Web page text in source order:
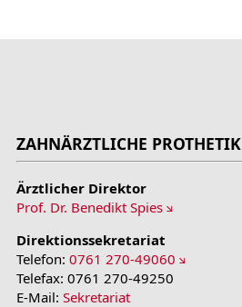
ZAHNÄRZTLICHE PROTHETIK
Ärztlicher Direktor
Prof. Dr. Benedikt Spies
Direktionssekretariat
Telefon: 0761 270-49060
Telefax: 0761 270-49250
E-Mail: Sekretariat